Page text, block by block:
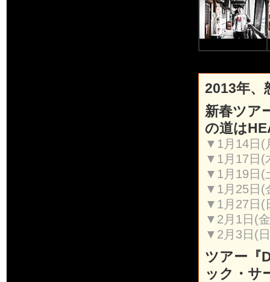
2013年、
新春ツア
の道は
▼1月14日(
▼1月17日(
▼1月19日(
▼1月25日(
▼1月27日(
▼2月1日(
▼2月3日(
ツアー『
ック・サ